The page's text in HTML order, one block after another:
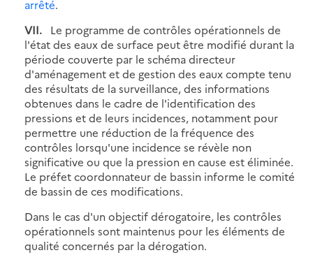
arrêté.
VII. Le programme de contrôles opérationnels de
l'état des eaux de surface peut être modifié durant la
période couverte par le schéma directeur
d'aménagement et de gestion des eaux compte tenu
des résultats de la surveillance, des informations
obtenues dans le cadre de l'identification des
pressions et de leurs incidences, notamment pour
permettre une réduction de la fréquence des
contrôles lorsqu'une incidence se révèle non
significative ou que la pression en cause est éliminée.
Le préfet coordonnateur de bassin informe le comité
de bassin de ces modifications.
Dans le cas d'un objectif dérogatoire, les contrôles
opérationnels sont maintenus pour les éléments de
qualité concernés par la dérogation.